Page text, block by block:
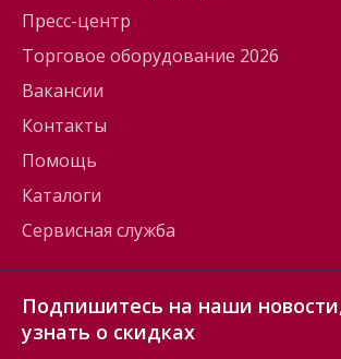
Пресс-центр
Торговое оборудование 2026
Вакансии
Контакты
Помощь
Каталоги
Сервисная служба
Подпишитесь на наши
узнать о скидках